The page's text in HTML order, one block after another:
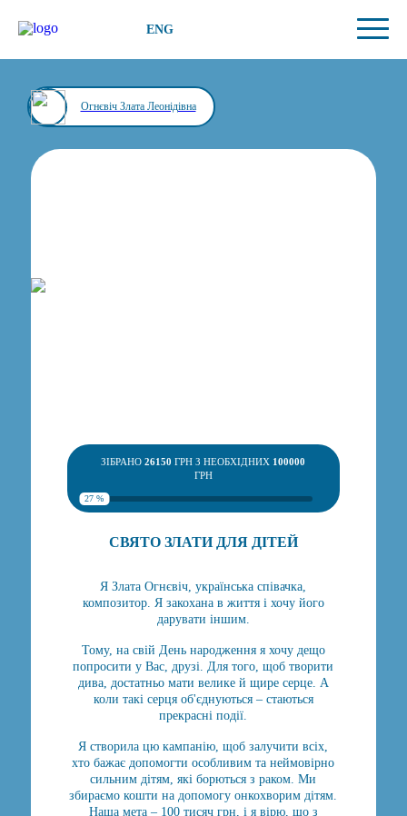
ENG
Огнєвіч Злата Леонідівна
ЗІБРАНО26150 ГРН З НЕОБХІДНИХ 100000
ГРН
27 %
СВЯТО ЗЛАТИ ДЛЯ ДІТЕЙ
Я Злата Огнєвіч, українська співачка,
композитор. Я закохана в життя і хочу його
дарувати іншим.
Тому, на свій День народження я хочу дещо
попросити у Вас, друзі. Для того, щоб творити
дива, достатньо мати велике й щире серце. А
коли такі серця об'єднуються – стаються
прекрасні події.
Я створила цю кампанію, щоб залучити всіх,
хто бажає допомогти особливим та неймовірно
сильним дітям, які борються з раком. Ми
збираємо кошти на допомогу онкохворим дітям.
Наша мета – 100 тисяч грн, і я вірю, що з